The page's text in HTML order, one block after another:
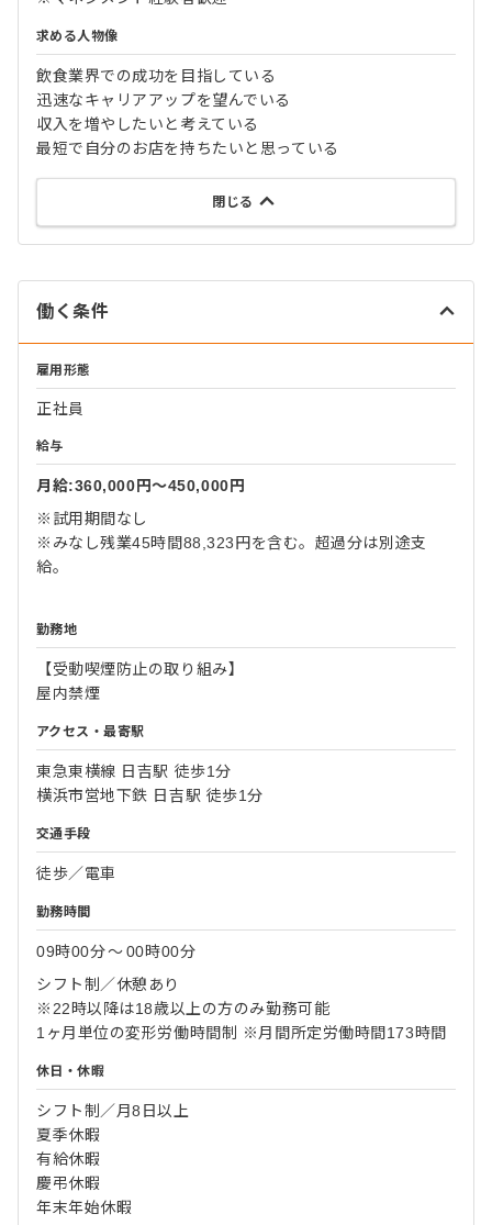
求める人物像
飲食業界での成功を目指している
迅速なキャリアアップを望んでいる
収入を増やしたいと考えている
最短で自分のお店を持ちたいと思っている
閉じる
働く条件
雇用形態
正社員
給与
月給:360,000円〜450,000円
※試用期間なし
※みなし残業45時間88,323円を含む。超過分は別途支
給。
勤務地
【受動喫煙防止の取り組み】
屋内禁煙
アクセス・最寄駅
東急東横線 日吉駅 徒歩1分
横浜市営地下鉄 日吉駅 徒歩1分
交通手段
徒歩／電車
勤務時間
09時00分〜00時00分
シフト制／休憩あり
※22時以降は18歳以上の方のみ勤務可能
1ヶ月単位の変形労働時間制 ※月間所定労働時間173時間
休日・休暇
シフト制／月8日以上
夏季休暇
有給休暇
慶弔休暇
年末年始休暇